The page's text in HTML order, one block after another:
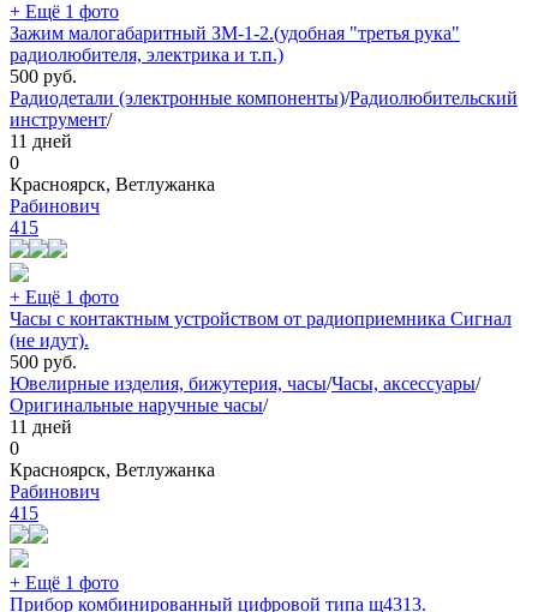
+ Ещё 1 фото
Зажим малогабаритный ЗМ-1-2.(удобная "третья рука"
радиолюбителя, электрика и т.п.)
500 руб.
Радиодетали (электронные компоненты)/Радиолюбительский
инструмент/
11 дней
0
Красноярск, Ветлужанка
Рабинович
415
+ Ещё 1 фото
Часы с контактным устройством от радиоприемника Сигнал
(не идут).
500 руб.
Ювелирные изделия, бижутерия, часы/Часы, аксессуары/
Оригинальные наручные часы/
11 дней
0
Красноярск, Ветлужанка
Рабинович
415
+ Ещё 1 фото
Прибор комбинированный цифровой типа щ4313.